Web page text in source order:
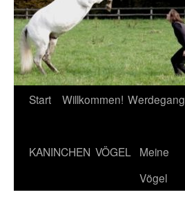
Zum
springen
Start Willkommen! Werdegang
KANINCHEN VÖGEL
Meine
Vögel